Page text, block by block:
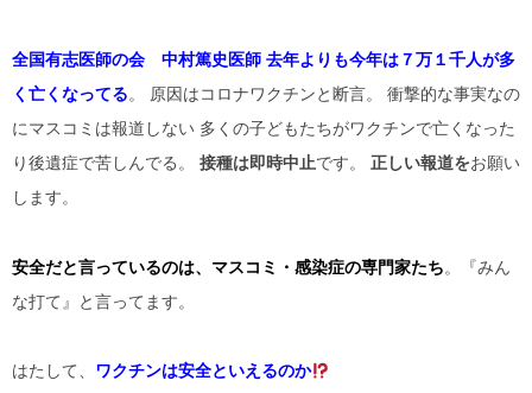
全国有志医師の会 中村篤史医師 去年よりも今年は７万１千人が多
く亡くなってる。 原因はコロナワクチンと断言。 衝撃的な事実なの
にマスコミは報道しない 多くの子どもたちがワクチンで亡くなった
り後遺症で苦しんでる。 接種は即時中止です。 正しい報道をお願い
します。
安全だと言っているのは、マスコミ・感染症の専門家たち。『みん
な打て』と言ってます。
はたして、 ワクチンは安全といえるのか